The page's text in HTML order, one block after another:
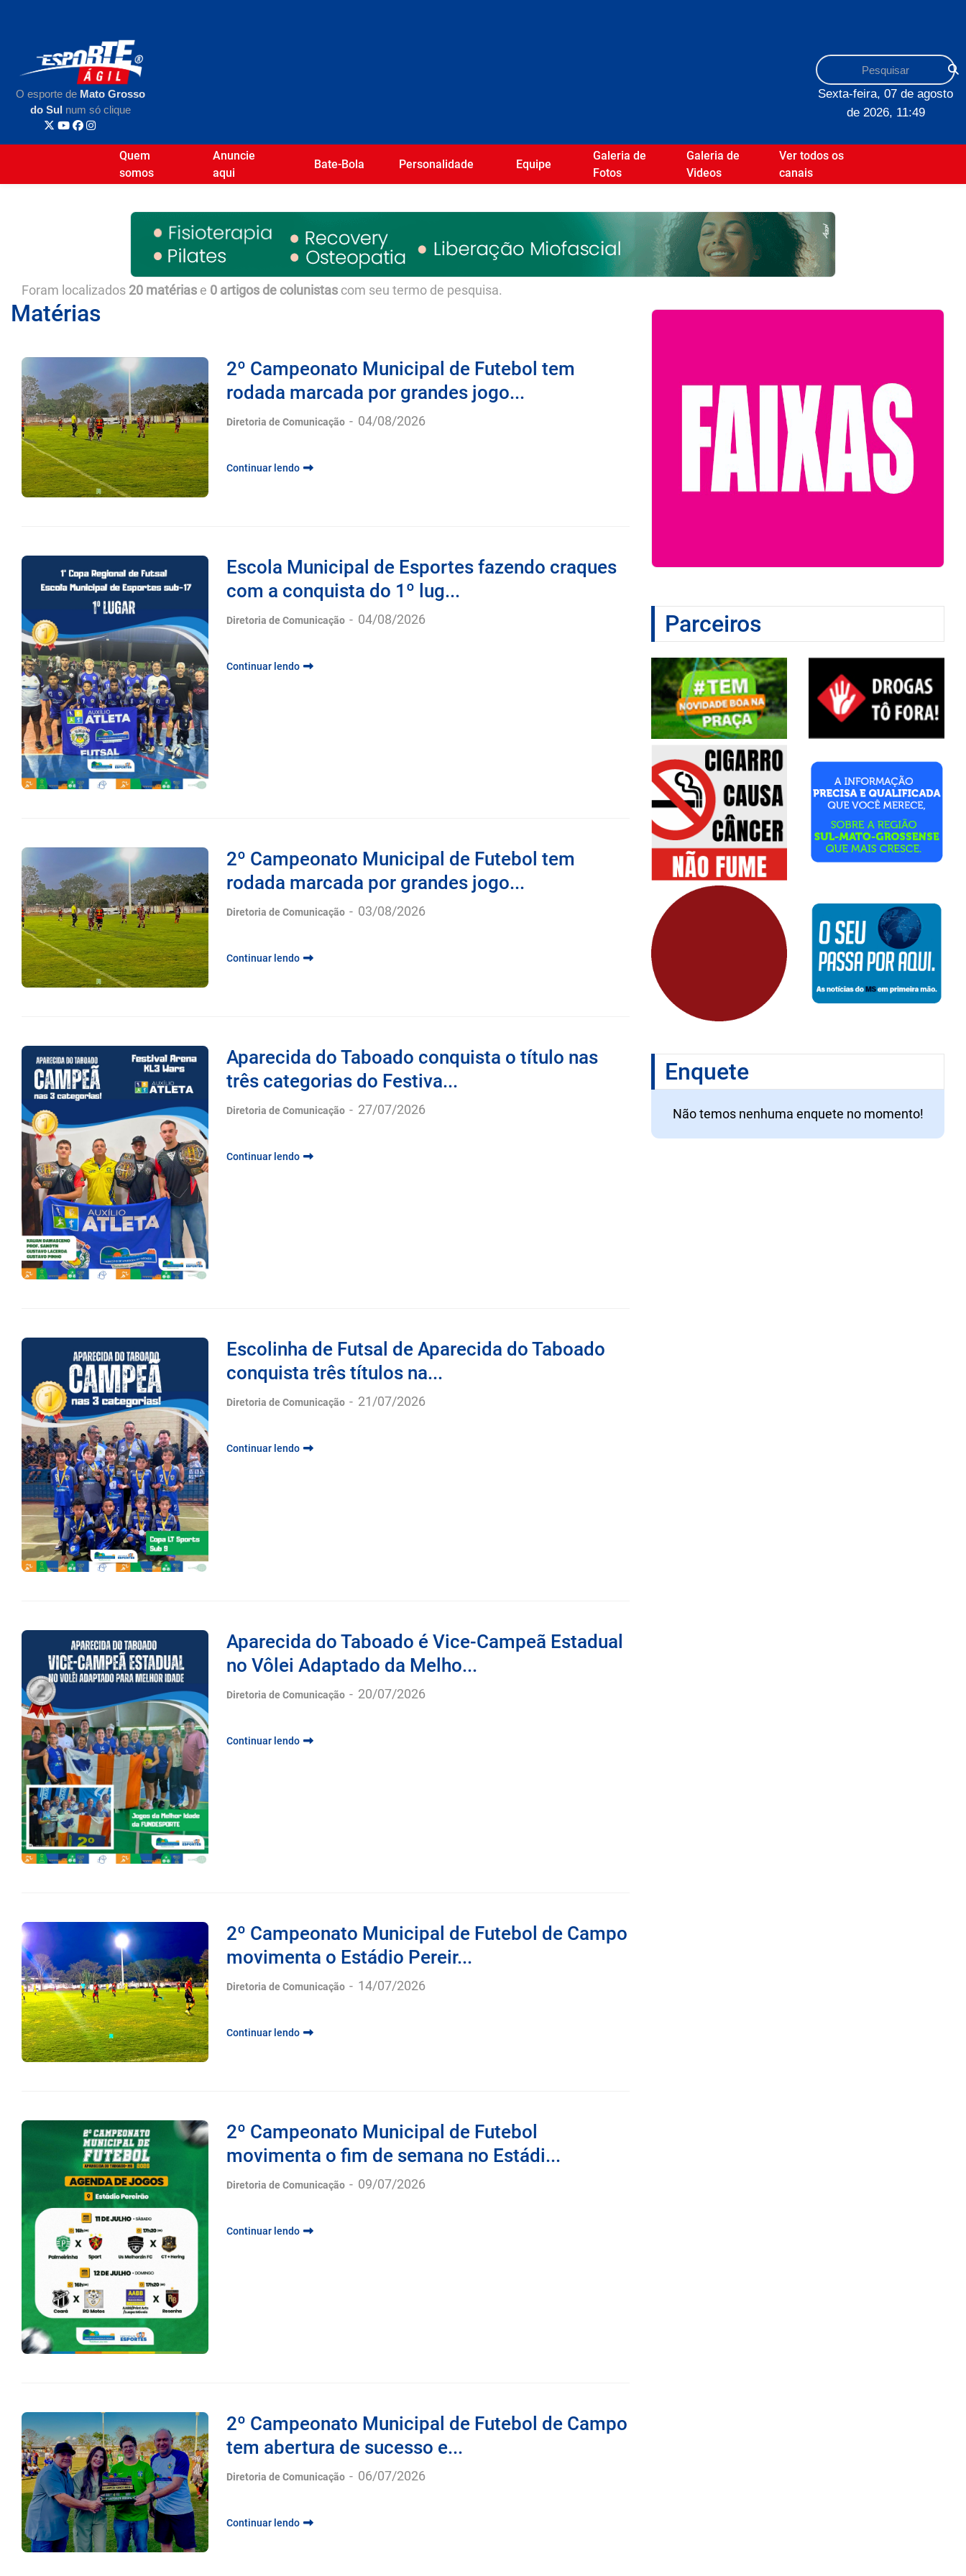
O esporte de Mato Grosso
do Sul num só clique
Sexta-feira, 07 de agosto
de 2026, 11:49
Quem
somos
Anuncie
aqui
Bate-Bola Personalidade Equipe
Galeria de
Fotos
Galeria de
Videos
Ver todos os
canais
Foram localizados 20 matérias e 0 artigos de colunistas com seu termo de pesquisa.
Matérias
2º Campeonato Municipal de Futebol tem
rodada marcada por grandes jogo...
Diretoria de Comunicação 04/08/2026
Continuar lendo
Escola Municipal de Esportes fazendo craques
com a conquista do 1º lug...
Diretoria de Comunicação - 04/08/2026
Continuar lendo
2º Campeonato Municipal de Futebol tem
rodada marcada por grandes jogo...
Diretoria de Comunicação 03/08/2026
Continuar lendo
Aparecida do Taboado conquista o título nas
três categorias do Festiva...
Diretoria de Comunicação 27/07/2026
Continuar lendo
Escolinha de Futsal de Aparecida do Taboado
conquista três títulos na...
Diretoria de Comunicação 21/07/2026
Continuar lendo
Aparecida do Taboado é Vice-Campeã Estadual
no Vôlei Adaptado da Melho...
Diretoria de Comunicação 20/07/2026
Continuar lendo
2º Campeonato Municipal de Futebol de Campo
movimenta o Estádio Pereir...
Diretoria de Comunicação 14/07/2026
Continuar lendo
2º Campeonato Municipal de Futebol
movimenta o fim de semana no Estádi...
Diretoria de Comunicação 09/07/2026
Continuar lendo
2º Campeonato Municipal de Futebol de Campo
tem abertura de sucesso e...
Diretoria de Comunicação 06/07/2026
Continuar lendo
Parceiros
Enquete
Não temos nenhuma enquete no momento!